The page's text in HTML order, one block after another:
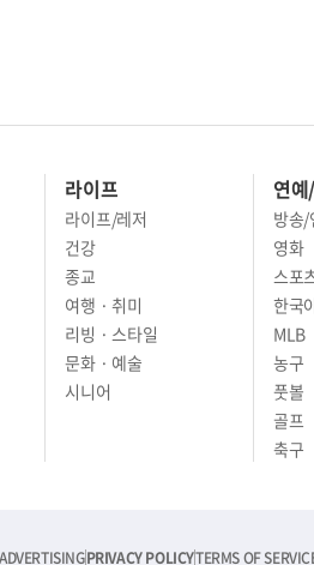
라이프
라이프/레저
건강
종교
여행 · 취미
리빙 · 스타일
문화 · 예술
연예
방송/
영화
스포
한국
MLB
농구
풋볼
골프